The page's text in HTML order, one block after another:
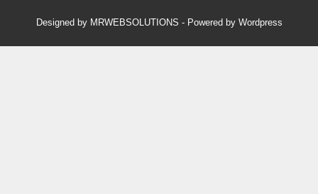
Designed by MRWEBSOLUTIONS - Powered by Wordpress